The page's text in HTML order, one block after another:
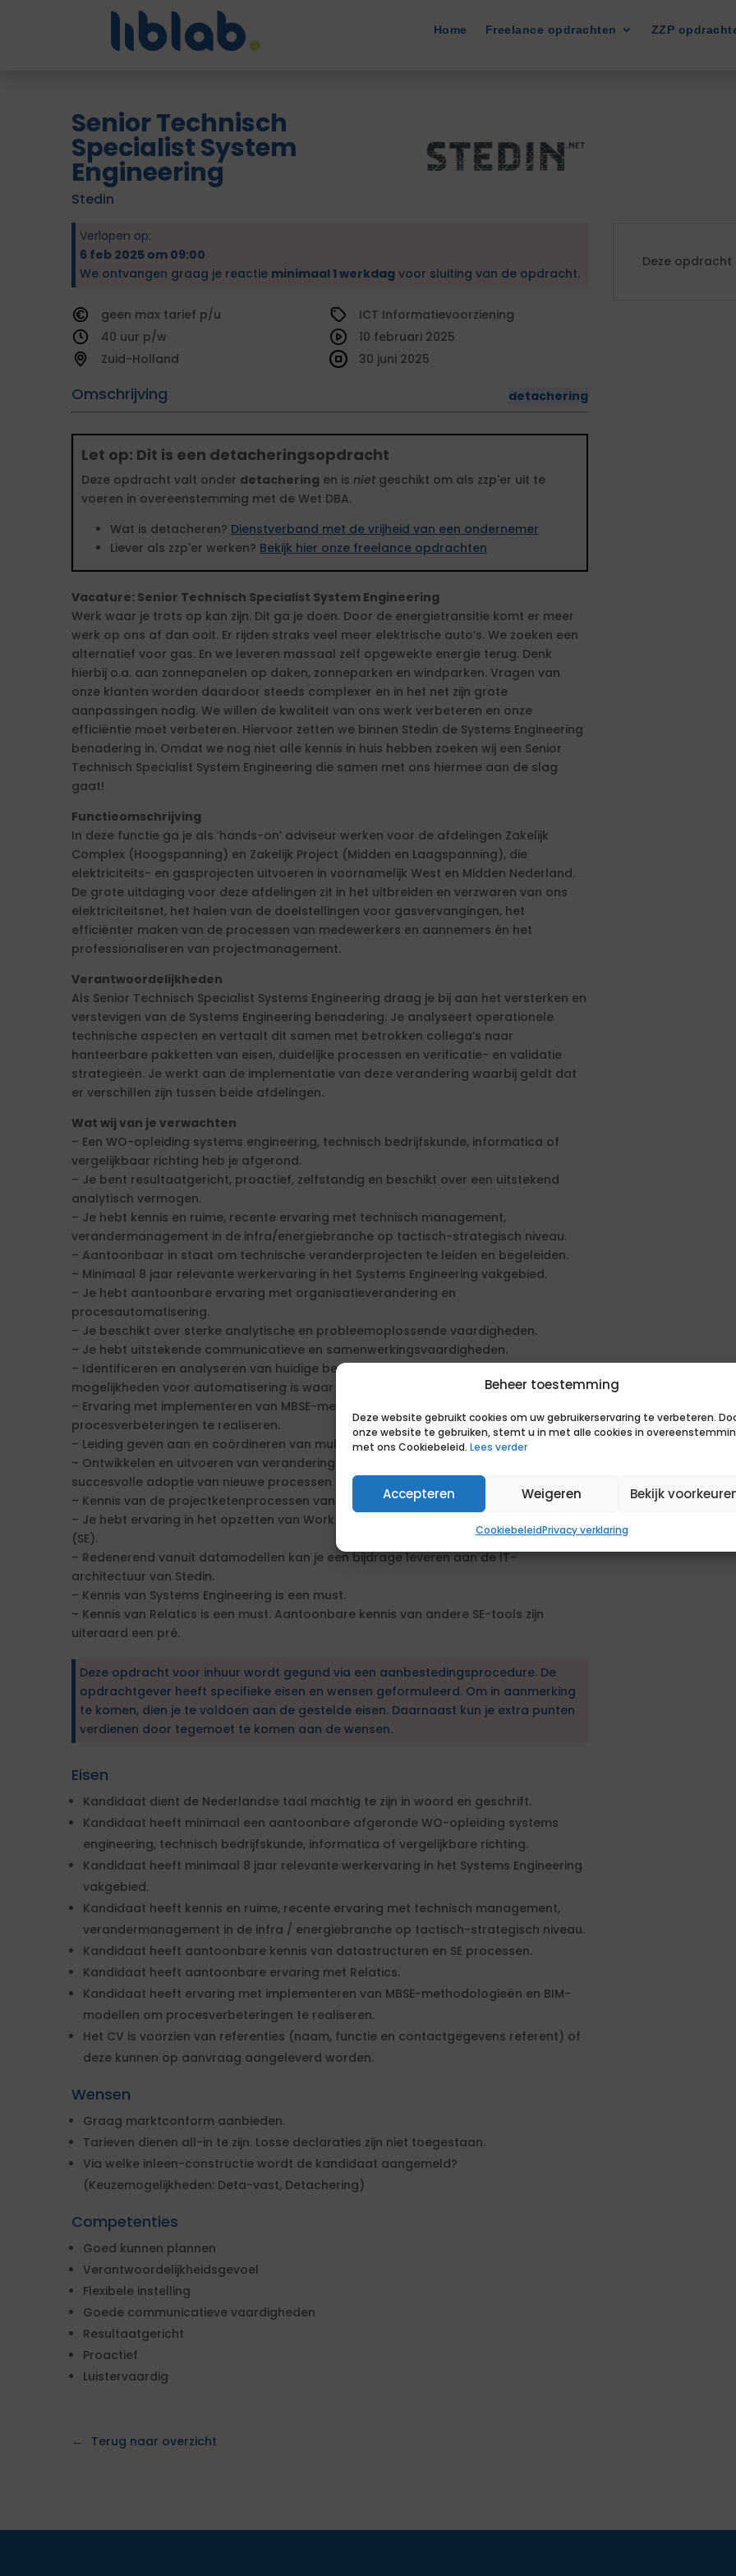
Beheer toestemming
Deze website gebruikt cookies om uw gebruikerservaring te verbeteren.
onze website te gebruiken, stemt u in met alle cookies in
met ons Cookiebeleid. Lees verder
Accepteren Weigeren Bekijk
CookiebeleidPrivacy verklaring
Home Freelance opdrachten ZZP
Senior Technisch
Specialist System
Engineering
Stedin
Verlopen op:
6 feb 2025 om 09:00
We ontvangen graag je reactie minimaal 1 werkdag voor sluiting van de opdracht.
geen
tarief
40
Zuid-Holland
ICT Informatievoorziening
Omschrijving detachering
10 februari 2025
30 juni 2025
Let op: Dit is een detacheringsopdracht
Deze opdracht valt onder detachering en is niet geschikt om als zzp'er uit te
voeren in overeenstemming met de Wet DBA.
Wat is detacheren? Dienstverband met de vrijheid van een ondernemer
Liever als zzp'er werken? Bekijk hier onze freelance opdrachten
Vacature: Senior Technisch Specialist System Engineering
Werk waar je trots op kan zijn. Dit ga je doen. Door de energietransitie komt er meer
werk op ons af dan ooit. Er rijden straks veel meer elektrische auto’s. We zoeken een
alternatief voor gas. En we leveren massaal zelf opgewekte energie terug. Denk
hierbij o.a. aan zonnepanelen op daken, zonneparken en windparken. Vragen van
onze klanten worden daardoor steeds complexer en in het net zijn grote
aanpassingen nodig. We willen de kwaliteit van ons werk verbeteren en onze
efficiëntie moet verbeteren. Hiervoor zetten we binnen Stedin de Systems Engineering
benadering in. Omdat we nog niet alle kennis in huis hebben zoeken wij een Senior
Technisch Specialist System Engineering die samen met ons hiermee aan de slag
gaat!
Functieomschrijving
In deze functie ga je als ‘hands-on’ adviseur werken voor de afdelingen Zakelijk
Complex (Hoogspanning) en Zakelijk Project (Midden en Laagspanning), die
elektriciteits- en gasprojecten uitvoeren in voornamelijk West en Midden Nederland.
De grote uitdaging voor deze afdelingen zit in het uitbreiden en verzwaren van ons
elektriciteitsnet, het halen van de doelstellingen voor gasvervangingen, het
efficiënter maken van de processen van medewerkers en aannemers én het
professionaliseren van projectmanagement.
Verantwoordelijkheden
Als Senior Technisch Specialist Systems Engineering draag je bij aan het versterken en
verstevigen van de Systems Engineering benadering. Je analyseert operationele
technische aspecten en vertaalt dit samen met betrokken collega’s naar
hanteerbare pakketten van eisen, duidelijke processen en verificatie- en validatie
strategieën. Je werkt aan de implementatie van deze verandering waarbij geldt dat
er verschillen zijn tussen beide afdelingen.
Wat wij van je verwachten
– Een WO-opleiding systems engineering, technisch bedrijfskunde, informatica of
vergelijkbaar richting heb je afgerond.
– Je bent resultaatgericht, proactief, zelfstandig en beschikt over een uitstekend
analytisch vermogen.
– Je hebt kennis en ruime, recente ervaring met technisch management,
verandermanagement in de infra/energiebranche op tactisch-strategisch niveau.
– Aantoonbaar in staat om technische veranderprojecten te leiden en begeleiden.
– Minimaal 8 jaar relevante werkervaring in het Systems Engineering vakgebied.
– Je hebt aantoonbare ervaring met organisatieverandering en
procesautomatisering.
– Je beschikt over sterke analytische en probleemoplossende vaardigheden.
– Je hebt uitstekende communicatieve en samenwerkingsvaardigheden.
– Identificeren en analyseren van huidige bedrijfsprocessen en bepalen van
mogelijkheden voor automatisering is waar je goed in bent.
– Ervaring met implementeren van MBSE-methodologieën en BIM-modellen om
procesverbeteringen te realiseren.
– Leiding geven aan en coördineren van multidisciplinaire projectteams.
– Ontwikkelen en uitvoeren van veranderingsmanagementstrategieën om een
succesvolle adoptie van nieuwe processen en technologieën te waarborgen.
– Kennis van de projectketenprocessen van een netbeheerder is een pré.
– Je hebt ervaring in het opzetten van Work Breakdown Structures en werkpakketten
(SE).
– Redenerend vanuit datamodellen kan je een bijdrage leveren aan de IT-
architectuur van Stedin.
– Kennis van Systems Engineering is een must.
– Kennis van Relatics is een must. Aantoonbare kennis van andere SE-tools zijn
uiteraard een pré.
Deze opdracht voor inhuur wordt gegund via een aanbestedingsprocedure. De
opdrachtgever heeft specifieke eisen en wensen geformuleerd. Om in aanmerking
te komen, dien je te voldoen aan de gestelde eisen. Daarnaast kun je extra punten
verdienen door tegemoet te komen aan de wensen.
Eisen
Kandidaat dient de Nederlandse taal machtig te zijn in woord en geschrift.
Kandidaat heeft minimaal een aantoonbare afgeronde WO-opleiding systems
engineering, technisch bedrijfskunde, informatica of vergelijkbare richting.
Kandidaat heeft minimaal 8 jaar relevante werkervaring in het Systems Engineering
vakgebied.
Kandidaat heeft kennis en ruime, recente ervaring met technisch management,
verandermanagement in de infra / energiebranche op tactisch-strategisch niveau.
Kandidaat heeft aantoonbare kennis van datastructuren en SE processen.
Kandidaat heeft aantoonbare ervaring met Relatics.
Kandidaat heeft ervaring met implementeren van MBSE-methodologieën en BIM-
modellen om procesverbeteringen te realiseren.
Het CV is voorzien van referenties (naam, functie en contactgegevens referent) of
deze kunnen op aanvraag aangeleverd worden.
Wensen
Graag marktconform aanbieden.
Tarieven dienen all-in te zijn. Losse declaraties zijn niet toegestaan.
Via welke inleen-constructie wordt de kandidaat aangemeld?
(Keuzemogelijkheden: Deta-vast, Detachering)
Competenties
Goed kunnen plannen
Verantwoordelijkheidsgevoel
Flexibele instelling
Goede communicatieve vaardigheden
Resultaatgericht
Proactief
Luistervaardig
Deze opdracht
Terug naar overzicht